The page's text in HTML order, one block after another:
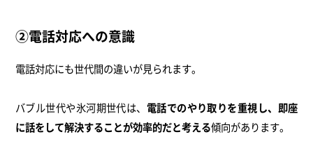
②電話対応への意識
電話対応にも世代間の違いが見られます。
バブル世代や氷河期世代は、 電話でのやり取りを重視し、即座
に話をして解決することが効率的だと考える傾向があります。